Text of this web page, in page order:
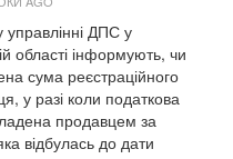
ДПС у
області інформують, чи
сума реєстраційного
у разі коли податкова
продавцем за
відбулась до дати